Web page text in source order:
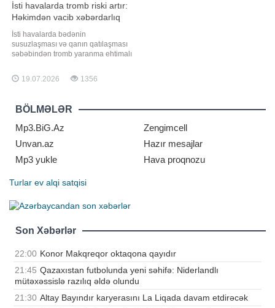
İsti havalarda tromb riski artır:
Həkimdən vacib xəbərdarlıq
İsti havalarda bədənin
susuzlaşması və qanın qatılaşması
səbəbindən tromb yaranma ehtimalı
rusiyalı həkim-terapevt Tatyana
Vinoqradova RT-yə müsahibəsində
görə, tromb damar daxilində
yaranan və qan dövranını qismən
və ya tamamil
19.07.2026 1356
BÖLMƏLƏR
Mp3.BiG.Az
Zengimcell
Unvan.az
Hazır mesajlar
Mp3 yukle
Hava proqnozu
Turlar ev alqi satqisi
Son Xəbərlər
22:00 Konor Makqreqor oktaqona qayıdır
21:45 Qazaxıstan futbolunda yeni səhifə: Niderlandlı
mütəxəssislə razılıq əldə olundu
21:30 Altay Bayındır karyerasını La Liqada davam etdirəcək